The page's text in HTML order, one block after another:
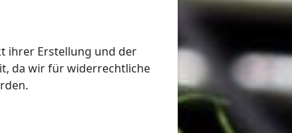
ihrer Erstellung und der
da wir für widerrechtliche